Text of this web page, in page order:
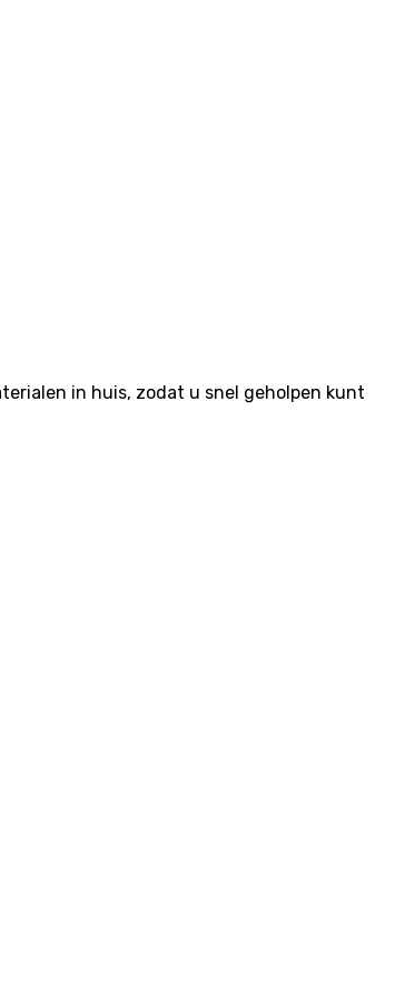
in huis, zodat u snel geholpen kunt